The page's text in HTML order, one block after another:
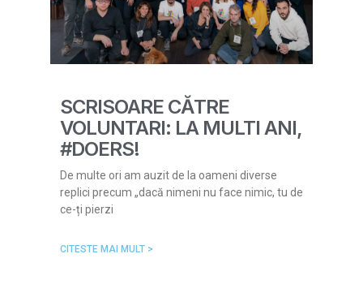
SCRISOARE CĂTRE
VOLUNTARI: LA MULTI ANI,
#DOERS!
De multe ori am auzit de la oameni diverse
replici precum „dacă nimeni nu face nimic, tu de
ce-ți pierzi
CITESTE MAI MULT >